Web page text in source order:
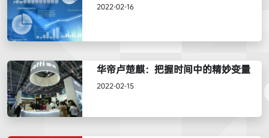
2022-02-16
华帝卢楚麒：把握时间中的精妙变量
2022-02-15